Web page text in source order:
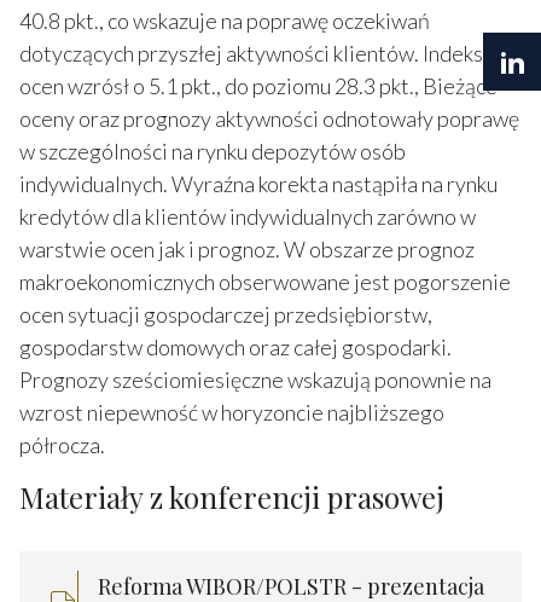
40.8 pkt., co wskazuje na poprawę oczekiwań
dotyczących przyszłej aktywności klientów. Indeks
ocen wzrósł o 5.1 pkt., do poziomu 28.3 pkt., Bieżące
oceny oraz prognozy aktywności odnotowały poprawę
w szczególności na rynku depozytów osób
indywidualnych. Wyraźna korekta nastąpiła na rynku
kredytów dla klientów indywidualnych zarówno w
warstwie ocen jak i prognoz. W obszarze prognoz
makroekonomicznych obserwowane jest pogorszenie
ocen sytuacji gospodarczej przedsiębiorstw,
gospodarstw domowych oraz całej gospodarki.
Prognozy sześciomiesięczne wskazują ponownie na
wzrost niepewność w horyzoncie najbliższego
półrocza.
Materiały z konferencji prasowej
Reforma WIBOR/POLSTR - prezentacja